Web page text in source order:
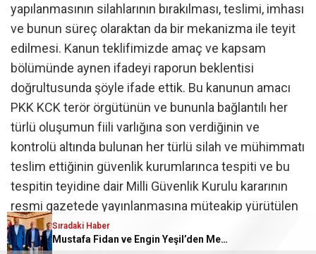
yapılanmasının silahlarının bırakılması, teslimi, imhası
ve bunun süreç olaraktan da bir mekanizma ile teyit
edilmesi. Kanun teklifimizde amaç ve kapsam
bölümünde aynen ifadeyi raporun beklentisi
doğrultusunda şöyle ifade ettik. Bu kanunun amacı
PKK KCK terör örgütünün ve bununla bağlantılı her
türlü oluşumun fiili varlığına son verdiğinin ve
kontrolü altında bulunan her türlü silah ve mühimmatı
teslim ettiğinin güvenlik kurumlarınca tespiti ve bu
tespitin teyidine dair Milli Güvenlik Kurulu kararının
resmi gazetede yayınlanmasına müteakip yürütülen
soruşturma ve konuşturmalarıyla verilen
mahkumiyet hükümlerinin infazın ertelenmesi
Sıradaki Haber
Mustafa Fidan ve Engin Yeşil’den Mehmet Mehdi Eker’e Ziyaret